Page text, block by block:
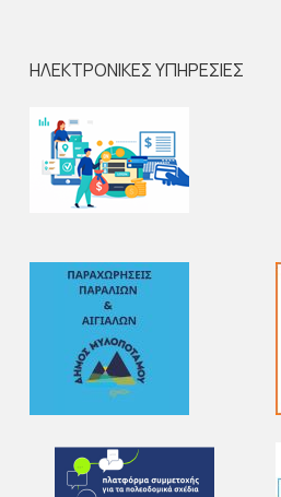
ΗΛΕΚΤΡΟΝΙΚΕΣ ΥΠΗΡΕΣΙΕΣ